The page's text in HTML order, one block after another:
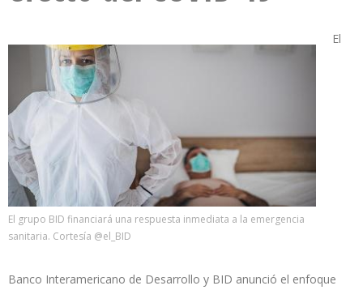
El grupo BID financiará una respuesta inmediata a la emergencia
sanitaria. Cortesía @el_BID
El
Banco Interamericano de Desarrollo y BID anunció el enfoque